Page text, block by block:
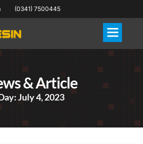
(0341) 7500445
& Article
July 4, 2023